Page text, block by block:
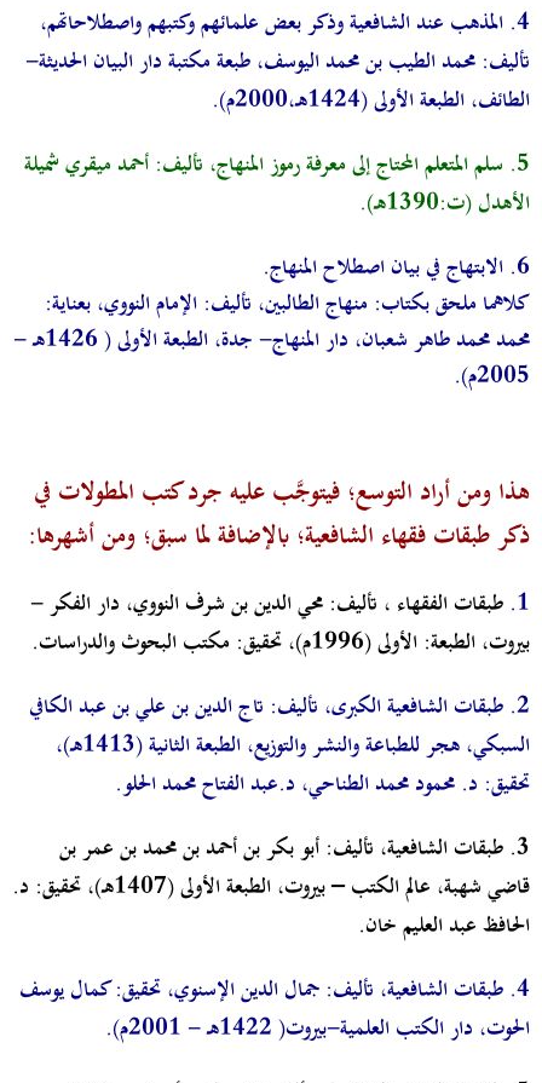
4. المذهب عند الشافعية وذكر بعض علمائهم وكتبهم واصطلاحاتهم،
تأليف: محمد الطيب بن محمد اليوسف، طبعة مكتبة دار البيان الحديثة-
الطائف، الطبعة الأولى (1424هـ،2000م).
5. سلم المتعلم المحتاج إلى معرفة رموز المنهاج، تأليف: أحمد ميقري شميلة
الأهدل (ت:1390هـ).
6
. الابتهاج في بيان اصطلاح المنهاج.
كلاهما ملحق بكتاب: منهاج الطالبين، تأليف: الإمام النووي، بعناية:
محمد محمد طاهر شعبان، دار المنهاج- جدة، الطبعة الأولى ( 1426هـ -
2005م).
هذا ومن أراد التوسع؛ فيتوجَّب عليه جرد كتب المطولات في
ذكر طبقات فقهاء الشافعية؛ بالإضافة لما سبق؛ ومن أشهرها:
1. طبقات الفقهاء ، تأليف: محي الدين بن شرف النووي، دار الفكر -
بيروت، الطبعة: الأولى (1996م)، تحقيق: مكتب البحوث والدراسات.
2. طبقات الشافعية الكبرى، تأليف: تاج الدين بن علي بن عبد الكافي
السبكي، هجر للطباعة والنشر والتوزيع، الطبعة الثانية (1413هـ)،
تحقيق: د. محمود محمد الطناحي، د.عبد الفتاح محمد الحلو.
3. طبقات الشافعية، تأليف: أبو بكر بن أحمد بن محمد بن عمر بن
قاضي شهبة، عالم الكتب – بيروت، الطبعة الأولى (1407هـ)، تحقيق: د.
الحافظ عبد العليم خان.
4. طبقات الشافعية، تأليف: جمال الدين الإسنوي، تحقيق: كمال يوسف
الحوت، دار الكتب العلمية-بيروت( 1422هـ - 2001م).